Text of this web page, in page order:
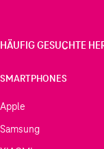
HÄUFIG GESUCHTE
SMARTPHONES
Apple
Samsung